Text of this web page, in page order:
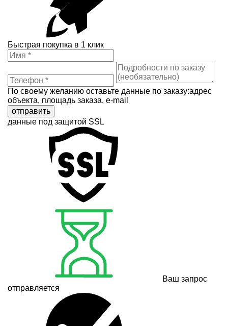
Быстрая покупка в 1 клик
По своему желанию оставьте данные по заказу:адрес
объекта, площадь заказа, e-mail
отправить
данные под защитой SSL
Ваш запрос
отправляется